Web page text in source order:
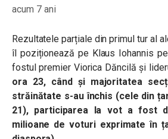
acum 7 ani
Rezultatele parțiale din primul tur al
îl poziționează pe Klaus Iohannis
fostul premier Viorica Dăncilă și
ora 23, când și majoritatea
străinătate s-au închis (cele din
21), participarea la vot a fost
milioane de voturi exprimate în